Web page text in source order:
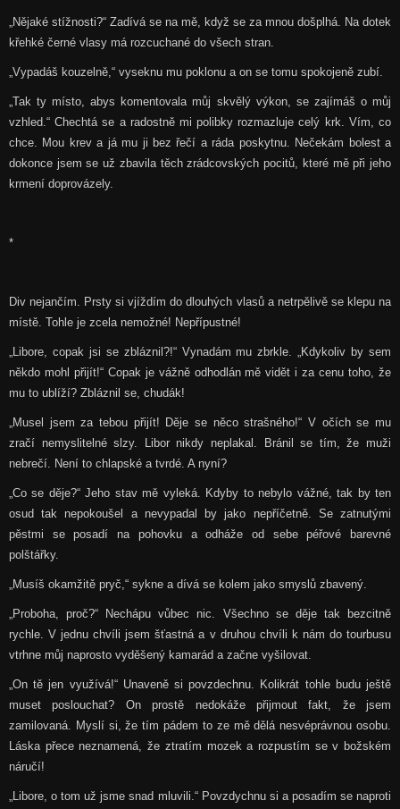
„Nějaké stížnosti?“ Zadívá se na mě, když se za mnou došplhá. Na dotek
křehké černé vlasy má rozcuchané do všech stran.
„Vypadáš kouzelně,“ vyseknu mu poklonu a on se tomu spokojeně zubí.
„Tak ty místo, abys komentovala můj skvělý výkon, se zajímáš o můj
vzhled.“ Chechtá se a radostně mi polibky rozmazluje celý krk. Vím, co
chce. Mou krev a já mu ji bez řečí a ráda poskytnu. Nečekám bolest a
dokonce jsem se už zbavila těch zrádcovských pocitů, které mě při jeho
krmení doprovázely.
*
Div nejančím. Prsty si vjíždím do dlouhých vlasů a netrpělivě se klepu na
místě. Tohle je zcela nemožné! Nepřípustné!
„Libore, copak jsi se zbláznil?!“ Vynadám mu zbrkle. „Kdykoliv by sem
někdo mohl přijít!“ Copak je vážně odhodlán mě vidět i za cenu toho, že
mu to ublíží? Zbláznil se, chudák!
„Musel jsem za tebou přijít! Děje se něco strašného!“ V očích se mu
zračí nemyslitelné slzy. Libor nikdy neplakal. Bránil se tím, že muži
nebrečí. Není to chlapské a tvrdé. A nyní?
„Co se děje?“ Jeho stav mě vyleká. Kdyby to nebylo vážné, tak by ten
osud tak nepokoušel a nevypadal by jako nepříčetně. Se zatnutými
pěstmi se posadí na pohovku a odháže od sebe péřové barevné
polštářky.
„Musíš okamžitě pryč,“ sykne a dívá se kolem jako smyslů zbavený.
„Proboha, proč?“ Nechápu vůbec nic. Všechno se děje tak bezcitně
rychle. V jednu chvíli jsem šťastná a v druhou chvíli k nám do tourbusu
vtrhne můj naprosto vyděšený kamarád a začne vyšilovat.
„On tě jen využívá!“ Unaveně si povzdechnu. Kolikrát tohle budu ještě
muset poslouchat? On prostě nedokáže přijmout fakt, že jsem
zamilovaná. Myslí si, že tím pádem to ze mě dělá nesvéprávnou osobu.
Láska přece neznamená, že ztratím mozek a rozpustím se v božském
náručí!
„Libore, o tom už jsme snad mluvili.“ Povzdychnu si a posadím se naproti